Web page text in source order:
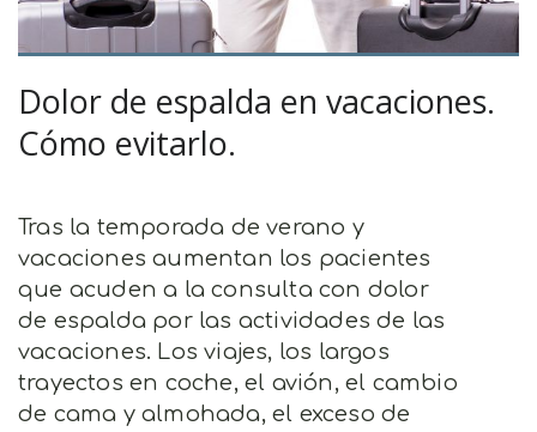
Dolor de espalda en vacaciones.
Cómo evitarlo.
Tras la temporada de verano y
vacaciones aumentan los pacientes
que acuden a la consulta con dolor
de espalda por las actividades de las
vacaciones. Los viajes, los largos
trayectos en coche, el avión, el cambio
de cama y almohada, el exceso de